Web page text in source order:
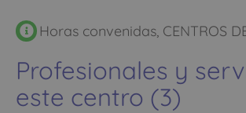
Horas convenidas, CENTROS
Profesionales y
este centro (3)